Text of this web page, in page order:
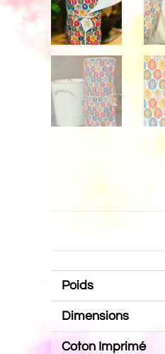
Poids
Dimensions
Coton Imprimé